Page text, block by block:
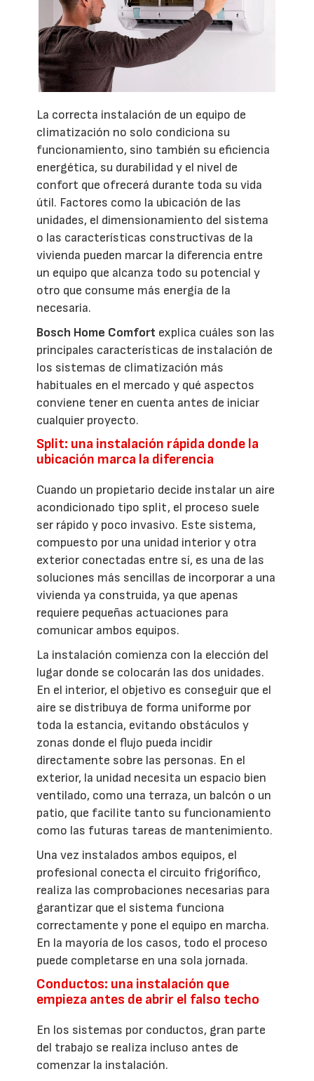
La correcta instalación de un equipo de
climatización no solo condiciona su
funcionamiento, sino también su eficiencia
energética, su durabilidad y el nivel de
confort que ofrecerá durante toda su vida
útil. Factores como la ubicación de las
unidades, el dimensionamiento del sistema
o las características constructivas de la
vivienda pueden marcar la diferencia entre
un equipo que alcanza todo su potencial y
otro que consume más energía de la
necesaria.
Bosch Home Comfort explica cuáles son las
principales características de instalación de
los sistemas de climatización más
habituales en el mercado y qué aspectos
conviene tener en cuenta antes de iniciar
cualquier proyecto.
Split: una instalación rápida donde la
ubicación marca la diferencia
Cuando un propietario decide instalar un aire
acondicionado tipo split, el proceso suele
ser rápido y poco invasivo. Este sistema,
compuesto por una unidad interior y otra
exterior conectadas entre sí, es una de las
soluciones más sencillas de incorporar a una
vivienda ya construida, ya que apenas
requiere pequeñas actuaciones para
comunicar ambos equipos.
La instalación comienza con la elección del
lugar donde se colocarán las dos unidades.
En el interior, el objetivo es conseguir que el
aire se distribuya de forma uniforme por
toda la estancia, evitando obstáculos y
zonas donde el flujo pueda incidir
directamente sobre las personas. En el
exterior, la unidad necesita un espacio bien
ventilado, como una terraza, un balcón o un
patio, que facilite tanto su funcionamiento
como las futuras tareas de mantenimiento.
Una vez instalados ambos equipos, el
profesional conecta el circuito frigorífico,
realiza las comprobaciones necesarias para
garantizar que el sistema funciona
correctamente y pone el equipo en marcha.
En la mayoría de los casos, todo el proceso
puede completarse en una sola jornada.
Conductos: una instalación que
empieza antes de abrir el falso techo
En los sistemas por conductos, gran parte
del trabajo se realiza incluso antes de
comenzar la instalación.